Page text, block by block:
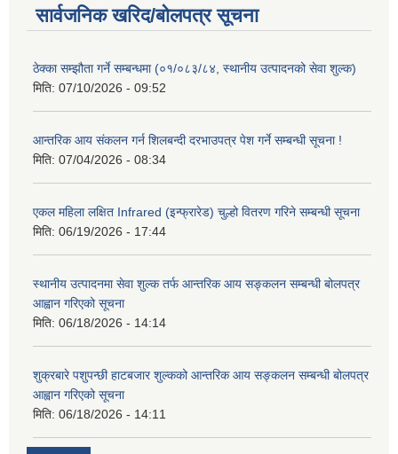
सार्वजनिक खरिद/बोलपत्र सूचना
ठेक्का सम्झौता गर्ने सम्बन्धमा (०१/०८३/८४, स्थानीय उत्पादनको सेवा शुल्क)
मिति: 07/10/2026 - 09:52
आन्तरिक आय संकलन गर्न शिलबन्दी दरभाउपत्र पेश गर्ने सम्बन्धी सूचना !
मिति: 07/04/2026 - 08:34
एकल महिला लक्षित Infrared (इन्फ्रारेड) चुल्हो वितरण गरिने सम्बन्धी सूचना
मिति: 06/19/2026 - 17:44
स्थानीय उत्पादनमा सेवा शुल्क तर्फ आन्तरिक आय सङ्कलन सम्बन्धी बोलपत्र
आह्वान गरिएको सूचना
मिति: 06/18/2026 - 14:14
शुक्रबारे पशुपन्छी हाटबजार शुल्कको आन्तरिक आय सङ्कलन सम्बन्धी बोलपत्र
आह्वान गरिएको सूचना
मिति: 06/18/2026 - 14:11